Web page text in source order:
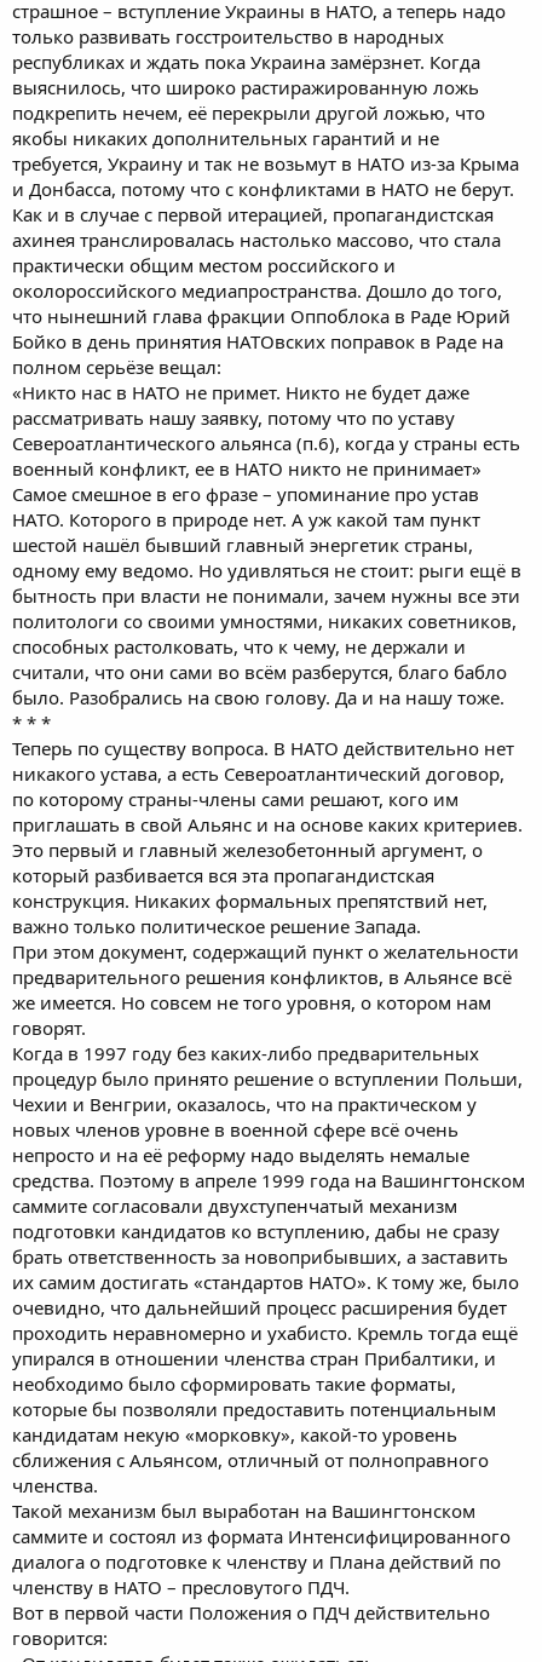
страшное – вступление Украины в НАТО, а теперь надо
только развивать госстроительство в народных
республиках и ждать пока Украина замёрзнет. Когда
выяснилось, что широко растиражированную ложь
подкрепить нечем, её перекрыли другой ложью, что
якобы никаких дополнительных гарантий и не
требуется, Украину и так не возьмут в НАТО из-за Крыма
и Донбасса, потому что с конфликтами в НАТО не берут.
Как и в случае с первой итерацией, пропагандистская
ахинея транслировалась настолько массово, что стала
практически общим местом российского и
околороссийского медиапространства. Дошло до того,
что нынешний глава фракции Оппоблока в Раде Юрий
Бойко в день принятия НАТОвских поправок в Раде на
полном серьёзе вещал:
«Никто нас в НАТО не примет. Никто не будет даже
рассматривать нашу заявку, потому что по уставу
Североатлантического альянса (п.6), когда у страны есть
военный конфликт, ее в НАТО никто не принимает»
Самое смешное в его фразе – упоминание про устав
НАТО. Которого в природе нет. А уж какой там пункт
шестой нашёл бывший главный энергетик страны,
одному ему ведомо. Но удивляться не стоит: рыги ещё в
бытность при власти не понимали, зачем нужны все эти
политологи со своими умностями, никаких советников,
способных растолковать, что к чему, не держали и
считали, что они сами во всём разберутся, благо бабло
было. Разобрались на свою голову. Да и на нашу тоже.
* * *
Теперь по существу вопроса. В НАТО действительно нет
никакого устава, а есть Североатлантический договор,
по которому страны-члены сами решают, кого им
приглашать в свой Альянс и на основе каких критериев.
Это первый и главный железобетонный аргумент, о
который разбивается вся эта пропагандистская
конструкция. Никаких формальных препятствий нет,
важно только политическое решение Запада.
При этом документ, содержащий пункт о желательности
предварительного решения конфликтов, в Альянсе всё
же имеется. Но совсем не того уровня, о котором нам
говорят.
Когда в 1997 году без каких-либо предварительных
процедур было принято решение о вступлении Польши,
Чехии и Венгрии, оказалось, что на практическом у
новых членов уровне в военной сфере всё очень
непросто и на её реформу надо выделять немалые
средства. Поэтому в апреле 1999 года на Вашингтонском
саммите согласовали двухступенчатый механизм
подготовки кандидатов ко вступлению, дабы не сразу
брать ответственность за новоприбывших, а заставить
их самим достигать «стандартов НАТО». К тому же, было
очевидно, что дальнейший процесс расширения будет
проходить неравномерно и ухабисто. Кремль тогда ещё
упирался в отношении членства стран Прибалтики, и
необходимо было сформировать такие форматы,
которые бы позволяли предоставить потенциальным
кандидатам некую «морковку», какой-то уровень
сближения с Альянсом, отличный от полноправного
членства.
Такой механизм был выработан на Вашингтонском
саммите и состоял из формата Интенсифицированного
диалога о подготовке к членству и Плана действий по
членству в НАТО – пресловутого ПДЧ.
Вот в первой части Положения о ПДЧ действительно
говорится: